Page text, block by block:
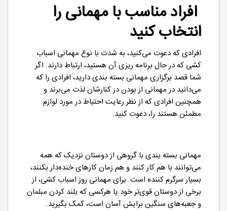
افراد مناسب با مهمانی را
انتخاب کنید
افرادی که دعوت می‌کنید، به شدت با نوع مهمانی اسباب
کشی که در حال برنامه ریزی آن هستید، ارتباط دارند. اگر
شما قصد برگزاری مهمانی بسته بندی دارید، افرادی را که
می‌دانید در مهمانی از بودن در کنارشان لذت می‌برند و
همچنین افرادی که از نظر رعایت احتیاط در مورد لوازم
مطمئن هستند را، دعوت کنید.
مهمانی بسته بندی با گروهی از دوستان نزدیک که همه
می‌توانند با هم کار کنند و هم زمان کارهای خنده‌دار بکنند،
بسیار سرگرم کننده است. برای مهمانی روز اسباب کشی، از
برخی از دوستان قوی‌تر خود یا هرکسی که بلند کردن مبلمان
و جعبه‌های سنگین برایش آسان است، کمک بگیرید.